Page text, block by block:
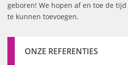
geboren! We hopen af en toe de
te kunnen toevoegen.
ONZE REFERENTIES